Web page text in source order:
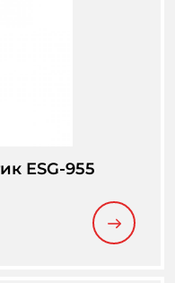
ESG-955